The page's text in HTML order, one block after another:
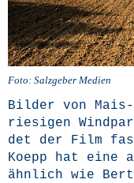
Foto: Salz­ge­ber Medien
Bil­der von Mais-
rie­si­gen
det der Film
Koepp hat
ähn­lich wie